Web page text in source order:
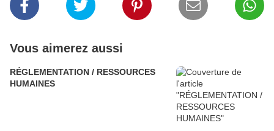
Vous aimerez aussi
RÉGLEMENTATION / RESSOURCES
HUMAINES